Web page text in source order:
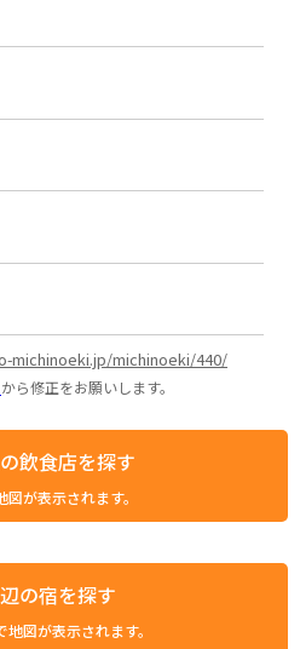
michinoeki.jp/michinoeki/440/
から修正をお願いします。
飲食店を探す
が表示されます。
の宿を探す
図が表示されます。